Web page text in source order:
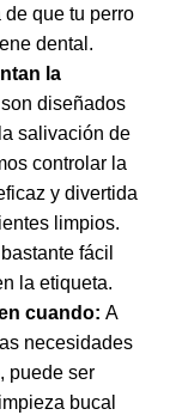
que tu perro
dental.
la
diseñados
salivación de
controlar la
y divertida
limpios.
fácil
la etiqueta.
cuando: A
necesidades
puede ser
bucal